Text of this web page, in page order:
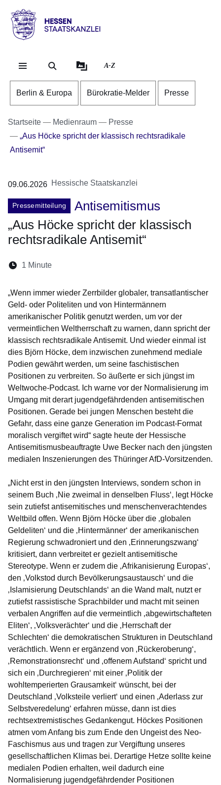
Hessen
Staatskanzlei
A-Z
Berlin & Europa Bürokratie-Melder Presse
Startseite Medienraum
Presse
„Aus Höcke spricht der klassisch rechtsradikale
Antisemit“
09.06.2026 Hessische Staatskanzlei
Pressemitteilung
Antisemitismus
„Aus Höcke spricht der klassisch
rechtsradikale Antisemit“
Lesedauer:
1 Minute
„Wenn immer wieder Zerrbilder globaler, transatlantischer
Geld- oder Politeliten und von Hintermännern
amerikanischer Politik genutzt werden, um vor der
vermeintlichen Weltherrschaft zu warnen, dann spricht der
klassisch rechtsradikale Antisemit. Und wieder einmal ist
dies Björn Höcke, dem inzwischen zunehmend mediale
Podien gewährt werden, um seine faschistischen
Positionen zu verbreiten. So äußerte er sich jüngst im
Weltwoche-Podcast. Ich warne vor der Normalisierung im
Umgang mit derart jugendgefährdenden antisemitischen
Positionen. Gerade bei jungen Menschen besteht die
Gefahr, dass eine ganze Generation im Podcast-Format
moralisch vergiftet wird“ sagte heute der Hessische
Antisemitismusbeauftragte Uwe Becker nach den jüngsten
medialen Inszenierungen des Thüringer AfD-Vorsitzenden.
„Nicht erst in den jüngsten Interviews, sondern schon in
seinem Buch ‚Nie zweimal in denselben Fluss‘, legt Höcke
sein zutiefst antisemitisches und menschenverachtendes
Weltbild offen. Wenn Björn Höcke über die ‚globalen
Geldeliten‘ und die ‚Hintermänner‘ der amerikanischen
Regierung schwadroniert und den ‚Erinnerungszwang‘
kritisiert, dann verbreitet er gezielt antisemitische
Stereotype. Wenn er zudem die ‚Afrikanisierung Europas‘,
den ‚Volkstod durch Bevölkerungsaustausch‘ und die
‚Islamisierung Deutschlands‘ an die Wand malt, nutzt er
zutiefst rassistische Sprachbilder und macht mit seinen
verbalen Angriffen auf die vermeintlich ‚abgewirtschafteten
Eliten‘, ‚Volksverächter‘ und die ‚Herrschaft der
Schlechten‘ die demokratischen Strukturen in Deutschland
verächtlich. Wenn er ergänzend von ‚Rückeroberung‘,
‚Remonstrationsrecht‘ und ‚offenem Aufstand‘ spricht und
sich ein ‚Durchregieren‘ mit einer ‚Politik der
wohltemperierten Grausamkeit‘ wünscht, bei der
Deutschland ‚Volksteile verliert‘ und einen ‚Aderlass zur
Selbstveredelung‘ erfahren müsse, dann ist dies
rechtsextremistisches Gedankengut. Höckes Positionen
atmen vom Anfang bis zum Ende den Ungeist des Neo-
Faschismus aus und tragen zur Vergiftung unseres
gesellschaftlichen Klimas bei. Derartige Hetze sollte keine
medialen Podien erhalten, weil dadurch eine
Normalisierung jugendgefährdender Positionen